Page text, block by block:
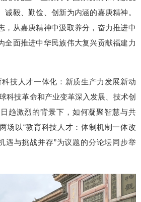
诚毅、勤俭、创新为内涵的嘉庚精神。
，从嘉庚精神中汲取养分，奋力推进中
全面推进中华民族伟大复兴贡献福建力
技人才一体化：新质生产力发展新动
科技革命和产业变革深入发展、技术创
趋激烈的背景下，如何凝聚智慧与共
场以“教育科技人才：体制机制一体改
遇与挑战并存”为议题的分论坛同步举